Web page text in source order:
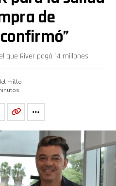
de
que River pagó 14 millones.
millo